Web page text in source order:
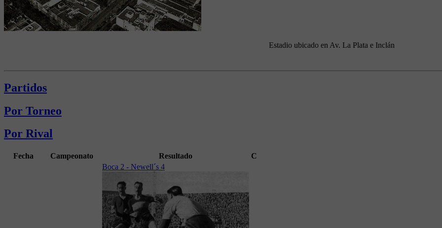
Estadio ubicado en Av. La Plata e Inclán
Partidos
Por Torneo
Por Rival
Fecha Campeonato Resultado C
Boca 2 - Newell´s 4